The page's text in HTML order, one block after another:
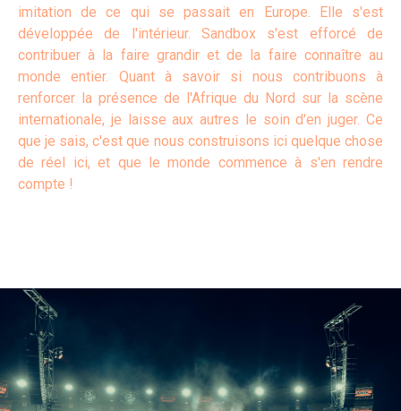
imitation de ce qui se passait en Europe. Elle s'est
développée de l'intérieur. Sandbox s'est efforcé de
contribuer à la faire grandir et de la faire connaître au
monde entier. Quant à savoir si nous contribuons à
renforcer la présence de l'Afrique du Nord sur la scène
internationale, je laisse aux autres le soin d'en juger. Ce
que je sais, c'est que nous construisons ici quelque chose
de réel ici, et que le monde commence à s'en rendre
compte !